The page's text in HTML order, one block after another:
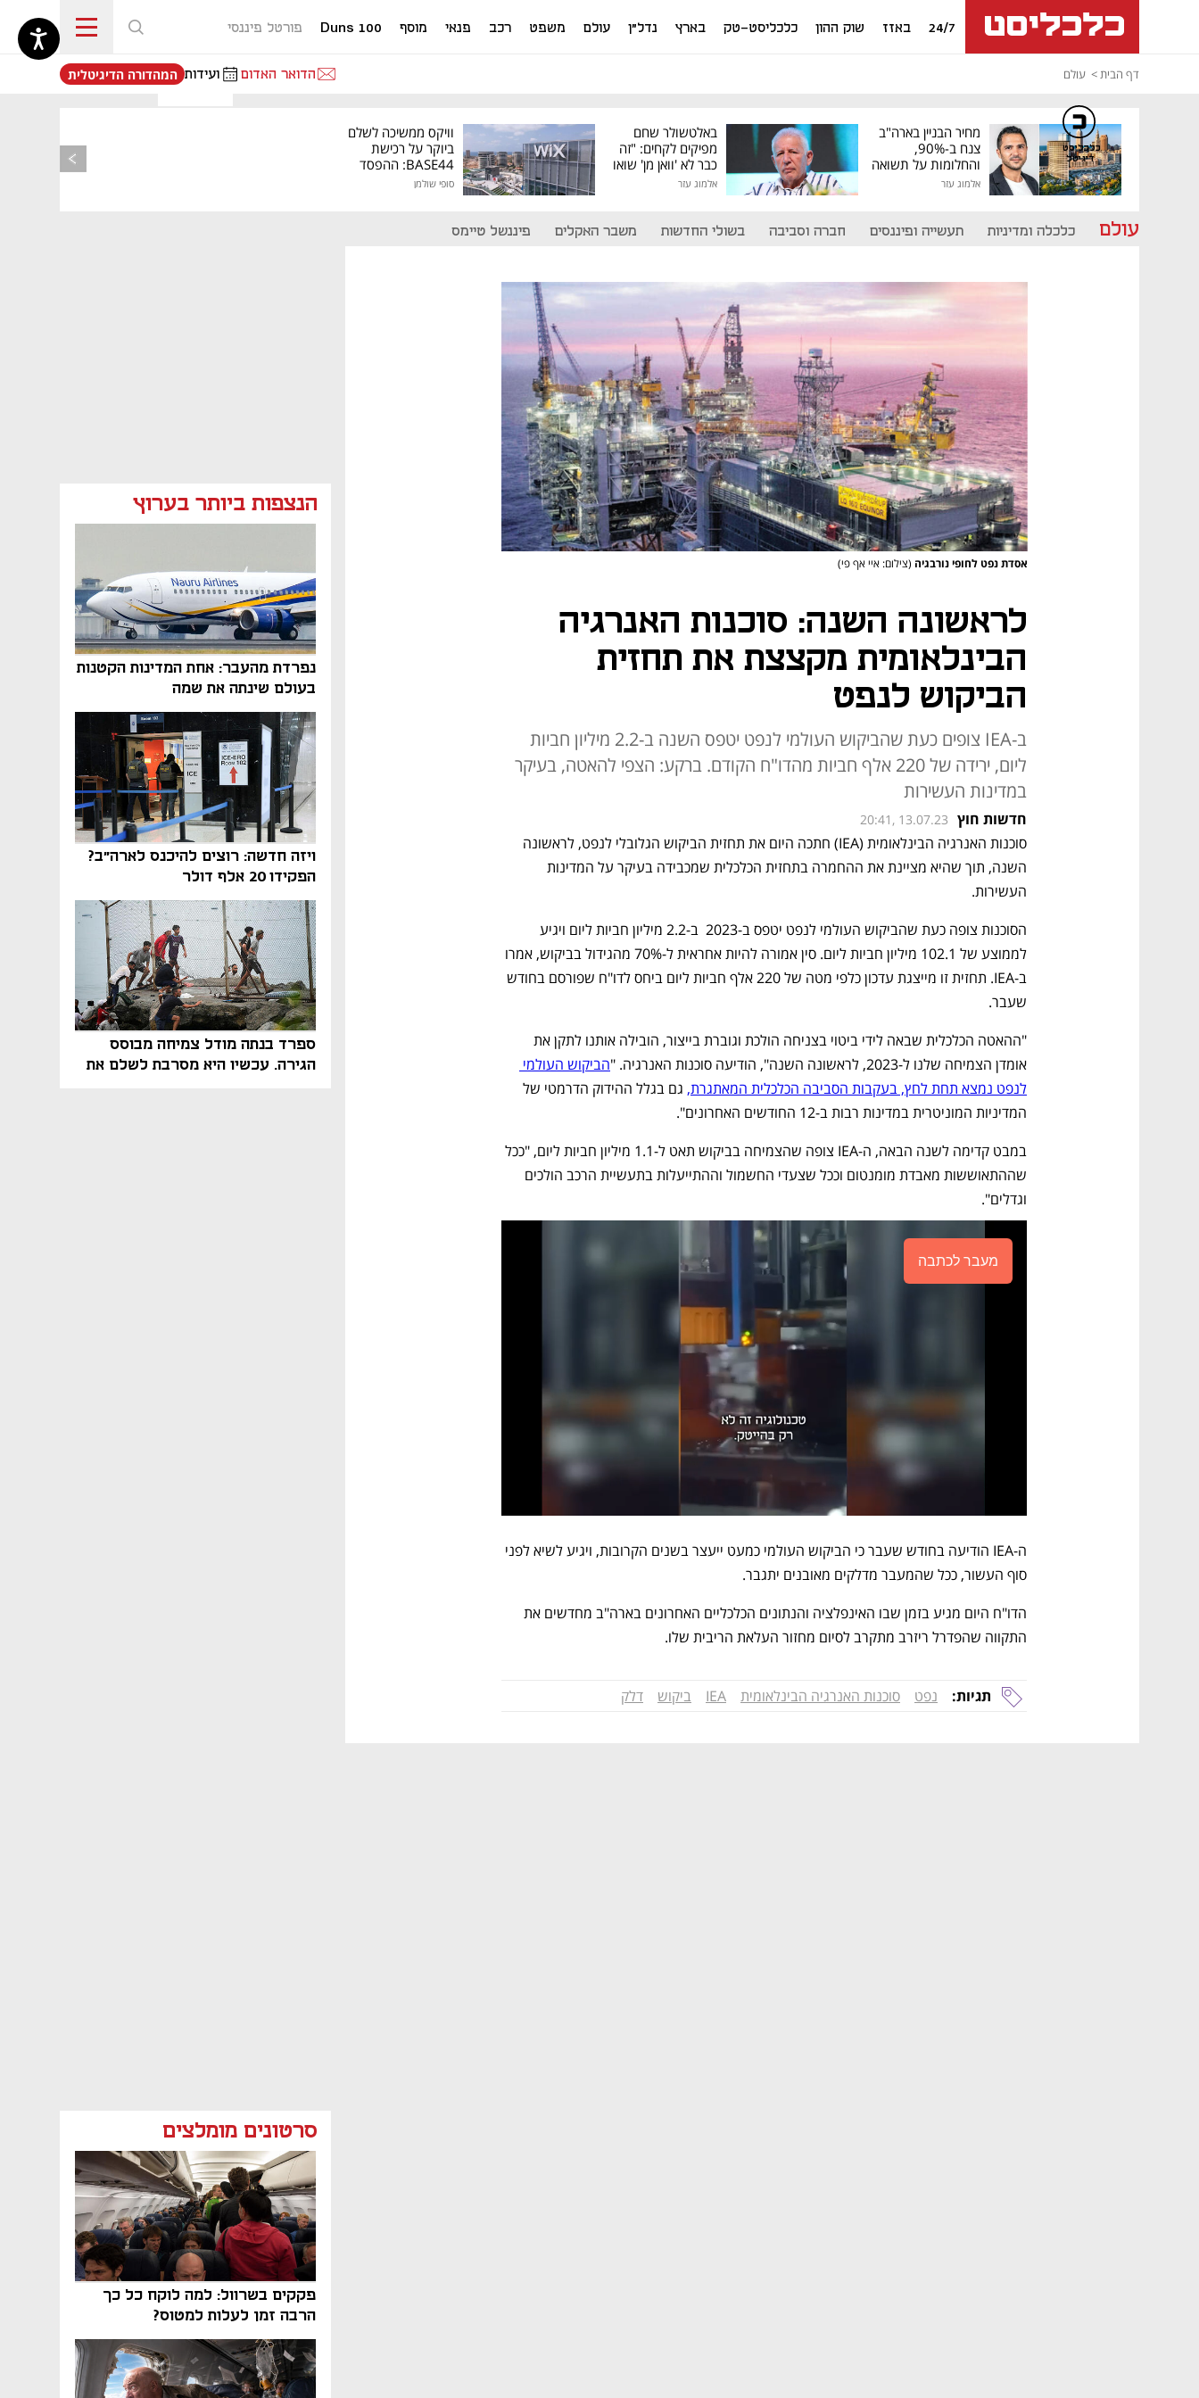
24/7 באזז שוק ההון כלכליסט-טק בארץ נדל"ן עולם משפט רכב פנאי מוסף Duns 100 פורטל פיננסי
דף הבית עולם הדואר האדום ועידות
נפתח בכרטיסייה חדשה
המהדורה הדיגיטלית
מחיר הבניין בארה"ב
צנח ב-90%,
והחלומות על תשואה
גבוהה התנפצו
אלמוג עזר
באלטשולר שחם
מפיקים לקחים: "זה
כבר לא 'וואן מן' שואו
של גילעד"
אלמוג עזר
וויקס ממשיכה לשלם
ביוקר על רכישת
BASE44: ההפסד
סופי שולמן
עולם כלכלה ומדיניות תעשייה ופיננסים חברה וסביבה בשולי החדשות משבר האקלים פיננשל טיימס
הנצפות ביותר בערוץ
נפרדת מהעבר: אחת המדינות הקטנות
בעולם שינתה את שמה
ויזה חדשה: רוצים להיכנס לארה"ב?
הפקידו 20 אלף דולר
ספרד בנתה מודל צמיחה מבוסס
הגירה. עכשיו היא מסרבת לשלם את
סרטונים מומלצים
פקקים בשרוול: למה לוקח כל כך
הרבה זמן לעלות למטוס?
אסדת נפט לחופי נורבגיה (צילום: איי אף פי)
כלכליסט
דיגיטל
לראשונה השנה: סוכנות האנרגיה
הבינלאומית מקצצת את תחזית
הביקוש לנפט
ב-IEA צופים כעת שהביקוש העולמי לנפט יטפס השנה ב-2.2 מיליון חביות
ליום, ירידה של 220 אלף חביות מהדו"ח הקודם. ברקע: הצפי להאטה, בעיקר
במדינות העשירות
חדשות חוץ 20:41, 13.07.23
העשירות.
שעבר.
אומדן הצמיחה שלנו ל-2023, לראשונה השנה", הודיעה סוכנות האנרגיה. "
לנפט נמצא תחת לחץ, בעקבות הסביבה הכלכלית המאתגרת,
המדיניות המוניטרית במדינות רבות ב-12 החודשים האחרונים".
וגדלים".
מעבר לכתבה
סוף העשור, ככל שהמעבר מדלקים מאובנים יתגבר.
התקווה שהפדרל ריזרב מתקרב לסיום מחזור העלאת הריבית שלו.
תגיות: נפט סוכנות האנרגיה הבינלאומית IEA ביקוש דלק